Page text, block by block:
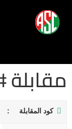
مقابلة
كود المقابلة